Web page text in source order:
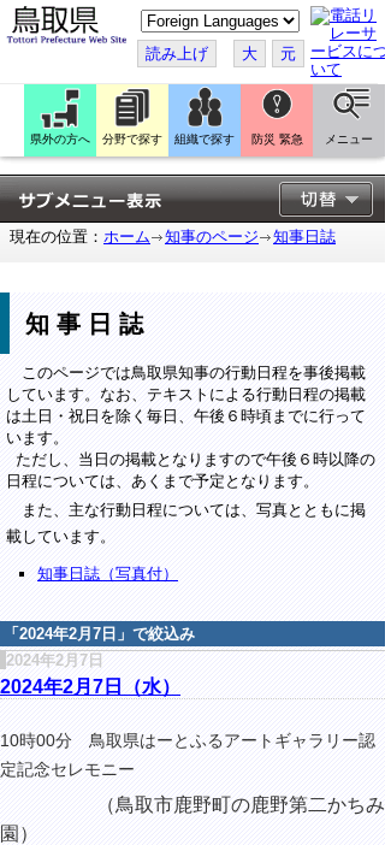
こ
の
ペ
ー
ジ
翻
訳
す
る
読み上げ 大 元
県外の方へ 分野で探す 組織で探す 防災 緊急 メニュー
現在の位置： ホーム 知事のページ 知事日誌
知事日誌
このページでは鳥取県知事の行動日程を事後掲載
しています。なお、テキストによる行動日程の掲載
は土日・祝日を除く毎日、午後６時頃までに行って
います。
ただし、当日の掲載となりますので午後６時以降の
日程については、あくまで予定となります。
また、主な行動日程については、写真とともに掲
載しています。
知事日誌（写真付）
「 2024年2月7日 」で絞込み
2024年2月7日
2024年2月7日（水）
10時00分 鳥取県はーとふるアートギャラリー認
定記念セレモニー
（鳥取市鹿野町の鹿野第二かちみ
園）